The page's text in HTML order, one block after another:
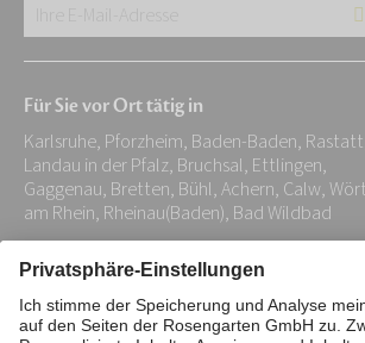
Adresse:
*
Für Sie vor Ort tätig in
Karlsruhe, Pforzheim, Baden-Baden,
Landau in der Pfalz, Bruchsal, Ettlingen,
Gaggenau, Bretten, Bühl, Achern, Calw,
am Rhein, Rheinau(Baden), Bad Wildbad
Impressum Datenschutz